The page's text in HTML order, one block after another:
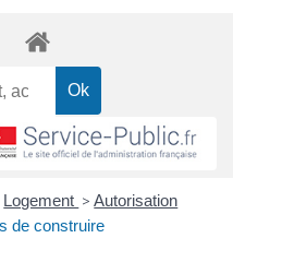
Logement > Autorisation
de construire